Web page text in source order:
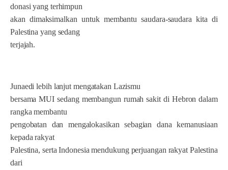
donasi yang terhimpun
akan dimaksimalkan untuk membantu saudara-saudara kita di
Palestina yang sedang
terjajah.
Junaedi lebih lanjut mengatakan Lazismu
bersama MUI sedang membangun rumah sakit di Hebron dalam
rangka membantu
pengobatan dan mengalokasikan sebagian dana kemanusiaan
kepada rakyat
Palestina, serta Indonesia mendukung perjuangan rakyat Palestina
dari